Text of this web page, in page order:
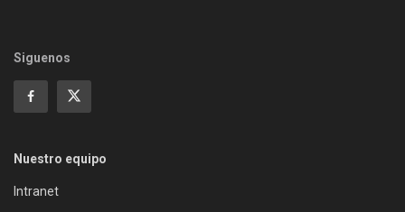
Siguenos
Nuestro equipo
Intranet